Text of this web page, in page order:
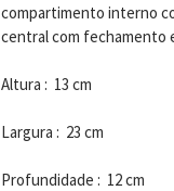
compartimento interno
central com fechamento
Altura : 13 cm
Largura : 23 cm
Profundidade : 12 cm